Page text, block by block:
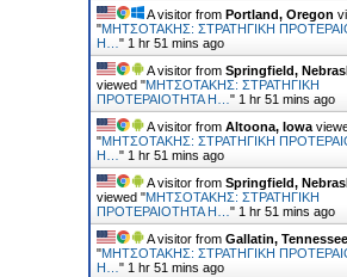
A visitor from Portland, Oregon
"ΜΗΤΣΟΤΑΚΗΣ: ΣΤΡΑΤΗΓΙΚΗ
Η… " 1 hr 51 mins ago
A visitor from Springfield,
viewed "ΜΗΤΣΟΤΑΚΗΣ: ΣΤΡΑΤΗΓΙΚΗ
ΠΡΟΤΕΡΑΙΟΤΗΤΑ Η… " 1 hr 51 mins ago
A visitor from Altoona, Iowa
"ΜΗΤΣΟΤΑΚΗΣ: ΣΤΡΑΤΗΓΙΚΗ
Η… " 1 hr 51 mins ago
A visitor from Springfield,
viewed "ΜΗΤΣΟΤΑΚΗΣ: ΣΤΡΑΤΗΓΙΚΗ
ΠΡΟΤΕΡΑΙΟΤΗΤΑ Η… " 1 hr 51 mins ago
A visitor from Gallatin, Tennessee
"ΜΗΤΣΟΤΑΚΗΣ: ΣΤΡΑΤΗΓΙΚΗ
Η… " 1 hr 51 mins ago